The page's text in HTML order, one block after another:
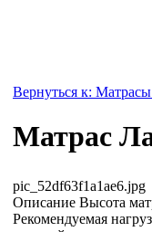
Вернуться к:
Матрас
pic_52df63f1a1ae6.jpg
Описание Высота
Рекомендуемая